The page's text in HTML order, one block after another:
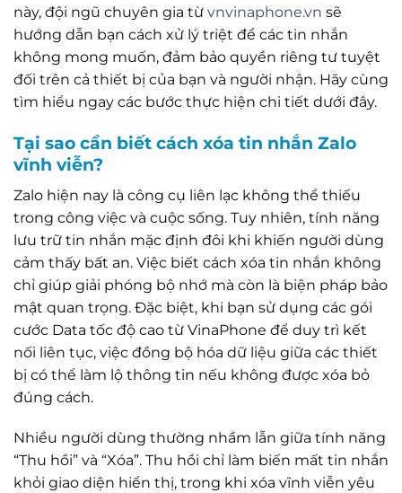
này, đội ngũ chuyên gia từ vnvinaphone.vn sẽ
hướng dẫn bạn cách xử lý triệt để các tin nhắn
không mong muốn, đảm bảo quyền riêng tư tuyệt
đối trên cả thiết bị của bạn và người nhận. Hãy cùng
tìm hiểu ngay các bước thực hiện chi tiết dưới đây.
Tại sao cần biết cách xóa tin nhắn Zalo
vĩnh viễn?
Zalo hiện nay là công cụ liên lạc không thể thiếu
trong công việc và cuộc sống. Tuy nhiên, tính năng
lưu trữ tin nhắn mặc định đôi khi khiến người dùng
cảm thấy bất an. Việc biết cách xóa tin nhắn không
chỉ giúp giải phóng bộ nhớ mà còn là biện pháp bảo
mật quan trọng. Đặc biệt, khi bạn sử dụng các gói
cước Data tốc độ cao từ VinaPhone để duy trì kết
nối liên tục, việc đồng bộ hóa dữ liệu giữa các thiết
bị có thể làm lộ thông tin nếu không được xóa bỏ
đúng cách.
Nhiều người dùng thường nhầm lẫn giữa tính năng
“Thu hồi” và “Xóa”. Thu hồi chỉ làm biến mất tin nhắn
khỏi giao diện hiển thị, trong khi xóa vĩnh viễn yêu